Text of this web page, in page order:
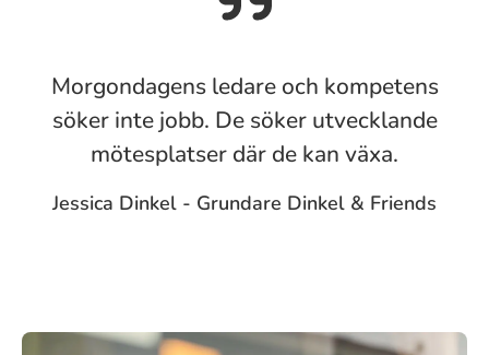
Morgondagens ledare och kompetens
söker inte jobb. De söker utvecklande
mötesplatser där de kan växa.
Jessica Dinkel - Grundare Dinkel & Friends